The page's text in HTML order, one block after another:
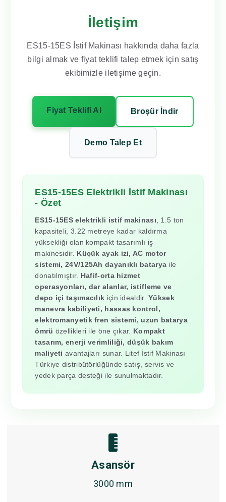
İletişim
ES15-15ES İstif Makinası hakkında daha fazla
bilgi almak ve fiyat teklifi talep etmek için satış
ekibimizle iletişime geçin.
Fiyat Teklifi Al Broşür İndir
Demo Talep Et
ES15-15ES Elektrikli İstif Makinası
- Özet
ES15-15ES elektrikli istif makinası, 1.5 ton
kapasiteli, 3.22 metreye kadar kaldırma
yüksekliği olan kompakt tasarımlı iş
makinesidir. Küçük ayak izi, AC motor
sistemi, 24V/125Ah dayanıklı batarya ile
donatılmıştır. Hafif-orta hizmet
operasyonları, dar alanlar, istifleme ve
depo içi taşımacılık için idealdir.Yüksek
manevra kabiliyeti, hassas kontrol,
elektromanyetik fren sistemi, uzun batarya
ömrü özellikleri ile öne çıkar. Kompakt
tasarım, enerji verimliliği, düşük bakım
maliyeti avantajları sunar. Litef İstif Makinası
Türkiye distribütörlüğünde satış, servis ve
yedek parça desteği ile sunulmaktadır.
Asansör
3000 mm